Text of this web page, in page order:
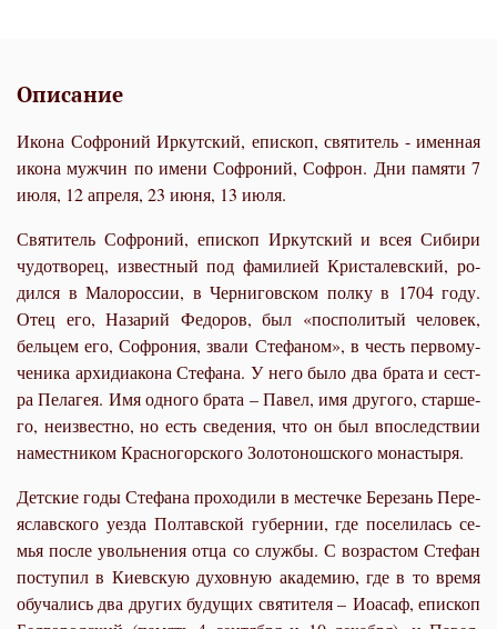
Описание
Икона Софроний Иркутский, епископ, святитель - именная
икона мужчин по имени Софроний, Софрон. Дни памяти 7
июля, 12 апреля, 23 июня, 13 июля.
Свя­ти­тель Со­фро­ний, епи­скоп Ир­кут­ский и всея Си­би­ри
чу­до­тво­рец, из­вест­ный под фа­ми­ли­ей Кри­сталев­ский, ро­
дил­ся в Ма­ло­рос­сии, в Чер­ни­гов­ском пол­ку в 1704 го­ду.
Отец его, На­за­рий Фе­до­ров, был «поспо­ли­тый че­ло­век,
бель­цем его, Со­фро­ния, зва­ли Сте­фа­ном», в честь пер­во­му­
че­ни­ка ар­хи­ди­а­ко­на Сте­фа­на. У него бы­ло два бра­та и сест­
ра Пе­ла­гея. Имя од­но­го бра­та – Па­вел, имя дру­го­го, стар­ше­
го, неиз­вест­но, но есть све­де­ния, что он был впо­след­ствии
на­мест­ни­ком Крас­но­гор­ско­го Зо­ло­то­нош­ско­го мо­на­сты­ря.
Дет­ские го­ды Сте­фа­на про­хо­ди­ли в ме­стеч­ке Бе­ре­зань Пе­ре­
я­с­лав­ско­го уез­да Пол­тав­ской гу­бер­нии, где по­се­ли­лась се­
мья по­сле уволь­не­ния от­ца со служ­бы. С воз­рас­том Сте­фан
по­сту­пил в Ки­ев­скую ду­хов­ную ака­де­мию, где в то вре­мя
обу­ча­лись два дру­гих бу­ду­щих свя­ти­те­ля – Иоасаф, епи­скоп